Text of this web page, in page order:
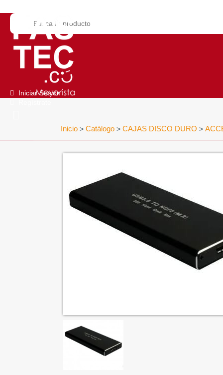
Iniciar Sesión
Inicio > Catálogo > CAJAS DISCO DURO >